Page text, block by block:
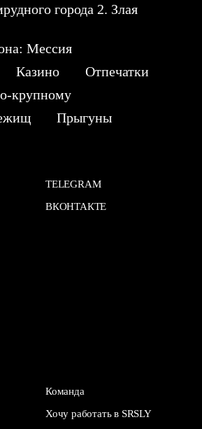
города 2. Злая
Мессия
Казино
Отпечатки
крупному
Прыгуны
TELEGRAM
ВКОНТАКТЕ
Команда
Хочу работать в SRSLY